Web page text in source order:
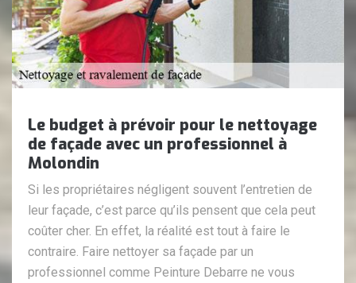
Le budget à prévoir pour le nettoyage
de façade avec un professionnel à
Molondin
Si les propriétaires négligent souvent l’entretien de
leur façade, c’est parce qu’ils pensent que cela peut
coûter cher. En effet, la réalité est tout à faire le
contraire. Faire nettoyer sa façade par un
professionnel comme Peinture Debarre ne vous